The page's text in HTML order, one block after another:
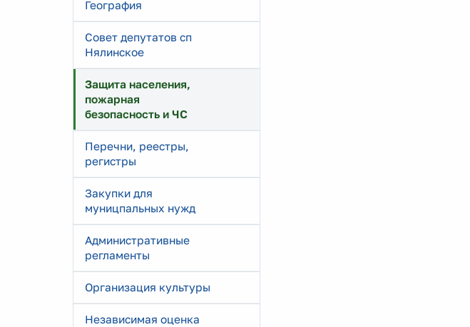
География
Совет депутатов сп
Нялинское
Защита населения,
пожарная
безопасность и ЧС
Перечни, реестры,
регистры
Закупки для
муницпальных нужд
Административные
регламенты
Организация культуры
Независимая оценка